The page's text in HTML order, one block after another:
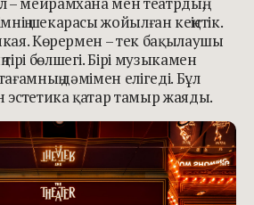
шекарасы жойылған кеңістік.
Көрермен – тек бақылаушы
бөлшегі. Бірі музыкамен
дәмімен елігеді. Бұл
қатар тамыр жаяды.